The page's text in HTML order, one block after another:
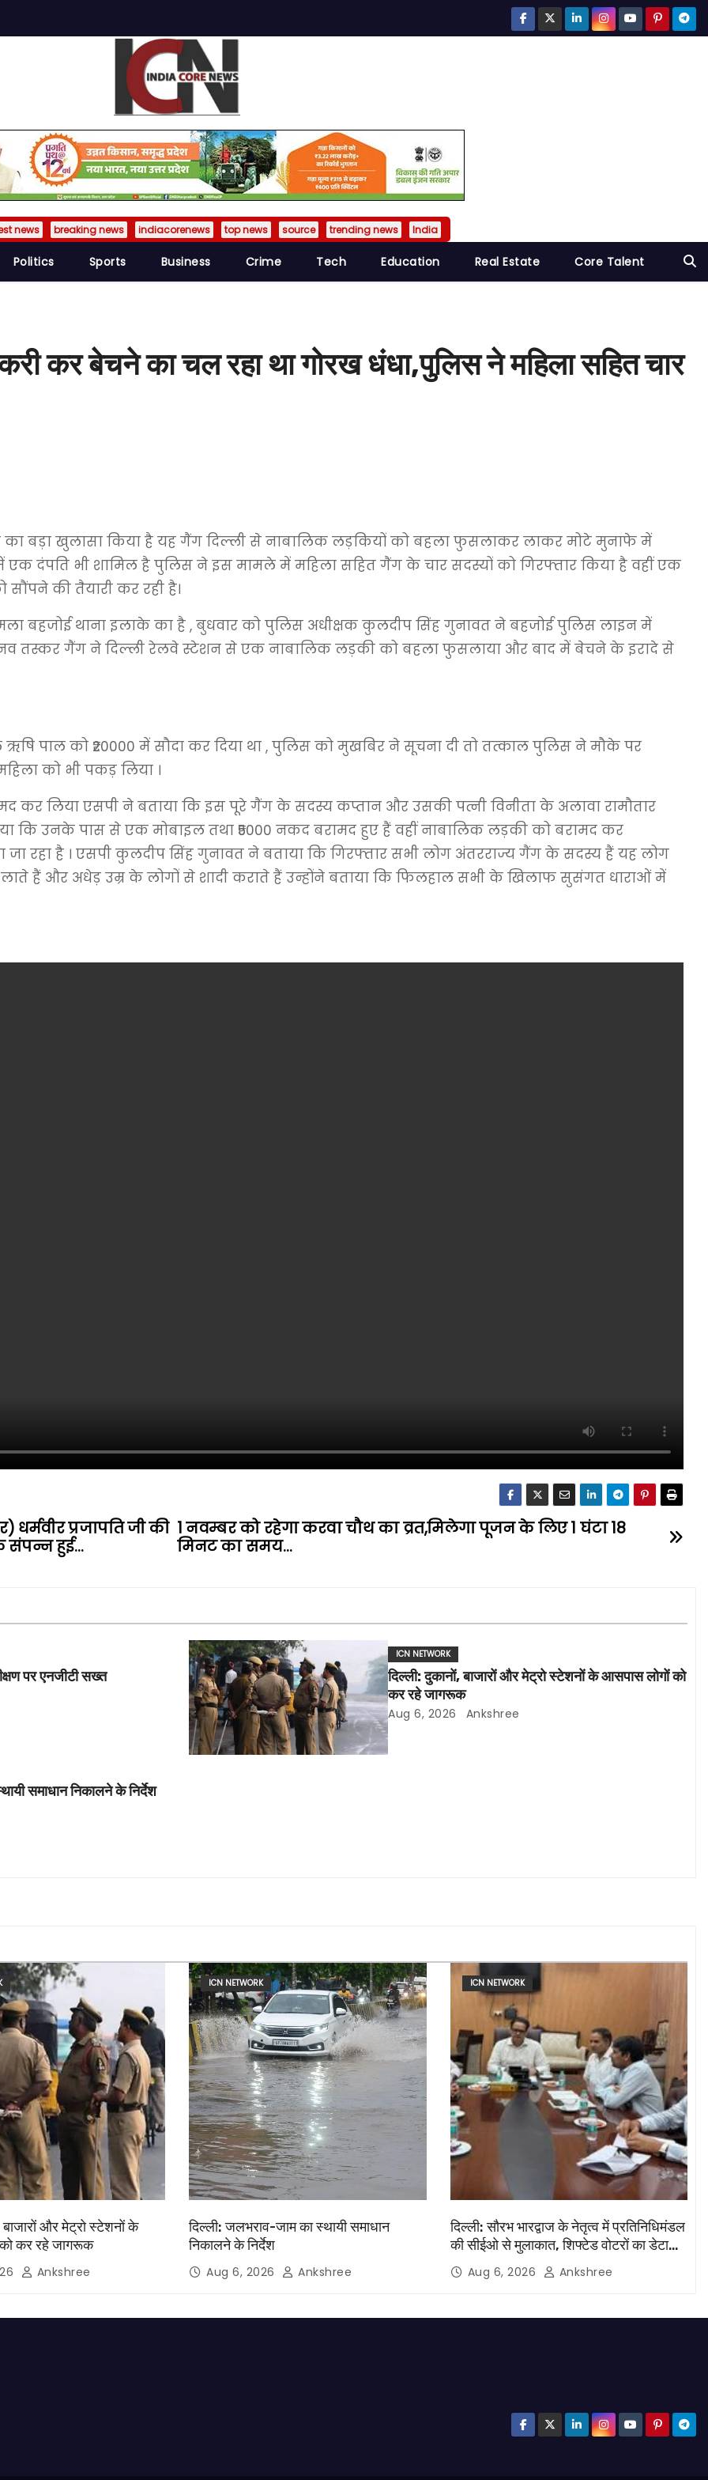
news breaking news indiacorenews top news source trending news India
Politics Sports Business Crime Tech Education Real Estate Core Talent
कर बेचने का चल रहा था गोरख धंधा,पुलिस ने महिला सहित चार
बड़ा खुलासा किया है यह गैंग दिल्ली से नाबालिक लड़कियों को बहला फुसलाकर लाकर मोटे मुनाफे में
एक दंपति भी शामिल है पुलिस ने इस मामले में महिला सहित गैंग के चार सदस्यों को गिरफ्तार किया है वहीं एक
की तैयारी कर रही है।
बहजोई थाना इलाके का है , बुधवार को पुलिस अधीक्षक कुलदीप सिंह गुनावत ने बहजोई पुलिस लाइन में
तस्कर गैंग ने दिल्ली रेलवे स्टेशन से एक नाबालिक लड़की को बहला फुसलाया और बाद में बेचने के इरादे से
पाल को ₹20000 में सौदा कर दिया था , पुलिस को मुखबिर ने सूचना दी तो तत्काल पुलिस ने मौके पर
को भी पकड़ लिया ।
कर लिया एसपी ने बताया कि इस पूरे गैंग के सदस्य कप्तान और उसकी पत्नी विनीता के अलावा रामौतार
कि उनके पास से एक मोबाइल तथा ₹5000 नकद बरामद हुए हैं वहीं नाबालिक लड़की को बरामद कर
रहा है । एसपी कुलदीप सिंह गुनावत ने बताया कि गिरफ्तार सभी लोग अंतरराज्य गैंग के सदस्य हैं यह लोग
हैं और अधेड़ उम्र के लोगों से शादी कराते हैं उन्होंने बताया कि फिलहाल सभी के खिलाफ सुसंगत धाराओं में
1 नवम्बर को रहेगा करवा चौथ का व्रत,मिलेगा पूजन के लिए 1 घंटा 18
मिनट का समय…
धर्मवीर प्रजापति जी की
संपन्न हुई…
पर एनजीटी सख्त
ICN NETWORK
दिल्ली: दुकानों, बाजारों और मेट्रो स्टेशनों के आसपास लोगों को
कर रहे जागरूक
Aug 6, 2026 Ankshree
समाधान निकालने के निर्देश
बाजारों और मेट्रो स्टेशनों के
कर रहे जागरूक
Ankshree
ICN NETWORK
दिल्ली: जलभराव-जाम का स्थायी समाधान
निकालने के निर्देश
Aug 6, 2026 Ankshree
ICN NETWORK
दिल्ली: सौरभ भारद्वाज के नेतृत्व में प्रतिनिधिमंडल
की सीईओ से मुलाकात, शिफ्टेड वोटरों का डेटा
मांगा Aug 6, 2026 Ankshree